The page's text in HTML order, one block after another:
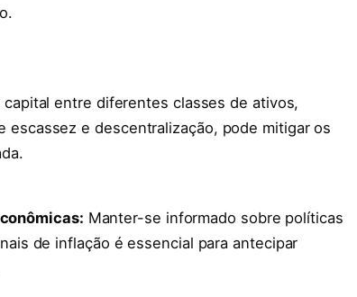
capital entre diferentes classes de ativos,
escassez e descentralização, pode mitigar os
Manter-se informado sobre políticas
de inflação é essencial para antecipar